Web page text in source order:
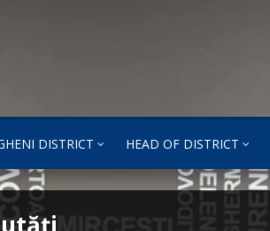
DISTRICT HEAD OF DISTRICT